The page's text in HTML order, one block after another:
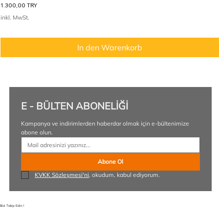
Preis
1.300,00 TRY
inkl. MwSt.
In den Warenkorb
E - BÜLTEN ABONELİĞİ
Kampanya ve indirimlerden haberdar olmak için e-bültenimize
abone olun.
Abone Ol
KVKK Sözleşmesi'ni, okudum, kabul ediyorum.
Bizi Takip Edin !